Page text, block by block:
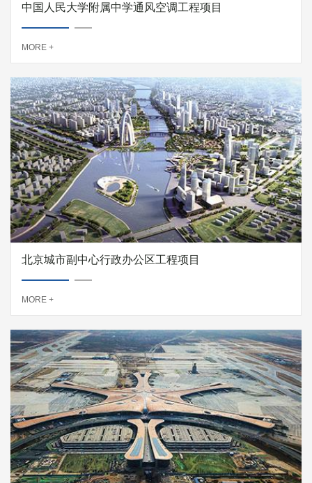
中国人民大学附属中学通风空调工程项目
MORE +
北京城市副中心行政办公区工程项目
MORE +